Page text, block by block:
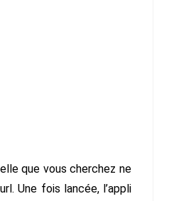
que vous cherchez ne
Une fois lancée, l’appli